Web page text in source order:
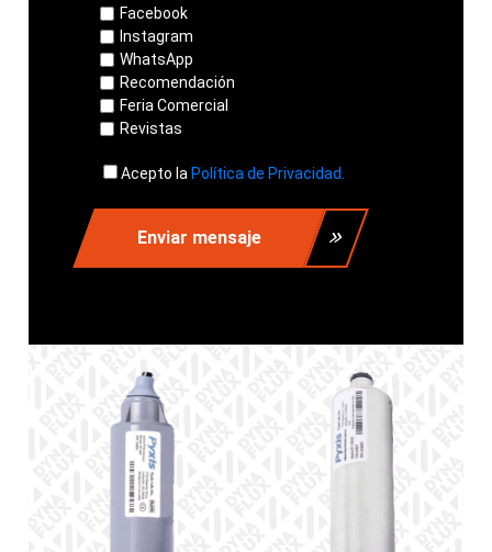
Facebook
Instagram
WhatsApp
Recomendación
Feria Comercial
Revistas
Acepto la Política de Privacidad.
Enviar mensaje